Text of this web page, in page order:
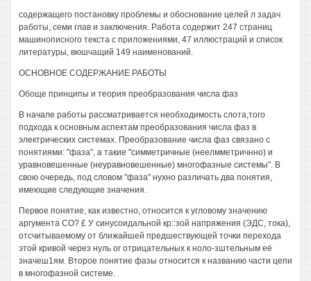
содержащего постановку проблемы и обоснование целей л задач
работы, семи глав и заключения. Работа содержит 247 страниц
машинописного текста с приложениями, 47 иллюстраций и список
литературы, вюшчащий 149 наименований.
ОСНОВНОЕ СОДЕРЖАНИЕ РАБОТЫ
Обоще принципы и теория преобразования числа фаз
В начале работы рассматривается необходимость слота,того
подхода к основным аспектам преобразования числа фаз в
электрических системах. Преобразование числа фаз связано с
понятиями: "фаза", а такие "симметричные (неелмметричнно) и
уравновешенные (неуравновешенные) многофазные системы". В
свою очередь, под словом "фаза" нухно различать два понятия,
имеющие следующие значения.
Первое понятие, как известно, относится к угловому значению
аргумента СО? £ У синусоидальной кр::зой напряжения (ЭДС, тока),
отсчитываемому от ближайшей предшествующей точки перехода
этой кривой через нуль ог отрицательных к ноло-зштельным её
значеш1ям. Второе понятие фазы относится к названию части цепи
в многофазной системе.